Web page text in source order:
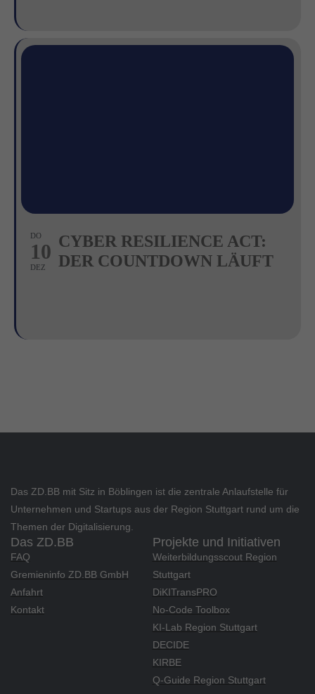
DO
10
DEZ
CYBER RESILIENCE ACT:
DER COUNTDOWN LÄUFT
Das ZD.BB mit Sitz in Böblingen ist die zentrale Anlaufstelle für
Unternehmen und Startups aus der Region Stuttgart rund um die
Themen der Digitalisierung.
Das ZD.BB
FAQ
Gremieninfo ZD.BB GmbH
Anfahrt
Kontakt
Projekte und Initiativen
Weiterbildungsscout Region
Stuttgart
DiKITransPRO
No-Code Toolbox
KI-Lab Region Stuttgart
DECIDE
KIRBE
Q-Guide Region Stuttgart